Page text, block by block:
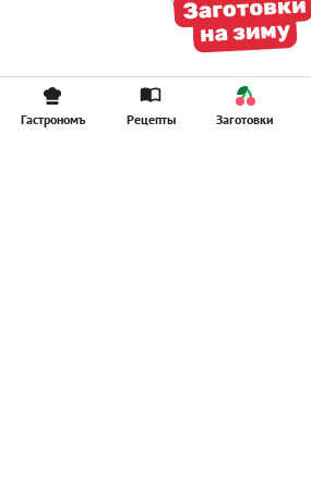
Гастрономъ Рецепты Заготовки